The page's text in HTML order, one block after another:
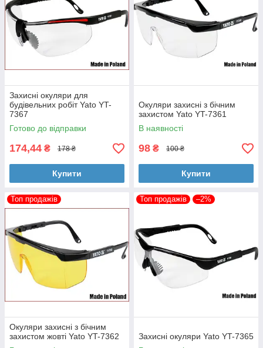
Захисні окуляри для
будівельних робіт Yato YT-
7367
Готово до відправки
174,44 ₴ 178 ₴
Купити
Окуляри захисні з бічним
захистом Yato YT-7361
В наявності
98 ₴ 100 ₴
Купити
Топ продажів
Окуляри захисні з бічним
захистом жовті Yato YT-7362
Топ продажів –2%
Захисні окуляри Yato YT-7365